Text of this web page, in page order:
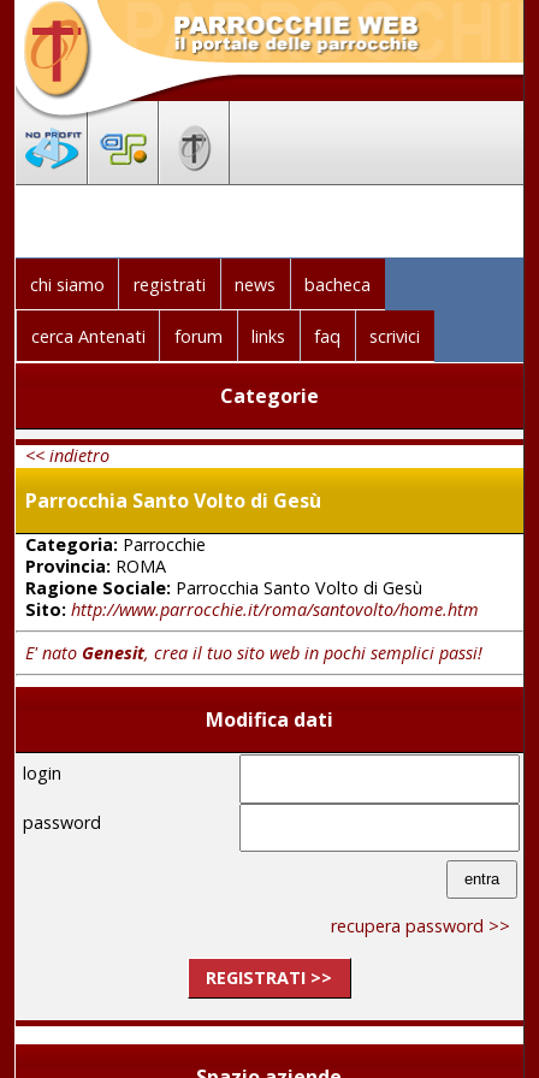
chi siamo registrati news bacheca
cerca Antenati forum links faq scrivici
Categorie
<< indietro
Parrocchia Santo Volto di Gesù
Categoria:Parrocchie
Provincia:ROMA
Ragione Sociale:Parrocchia Santo Volto di Gesù
Sito: http://www.parrocchie.it/roma/santovolto/home.htm
E' nato Genesit, crea il tuo sito web in pochi semplici passi!
Modifica dati
login
password
recupera password >>
REGISTRATI >>